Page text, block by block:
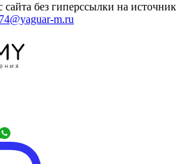
без гиперссылки на источник
m.ru